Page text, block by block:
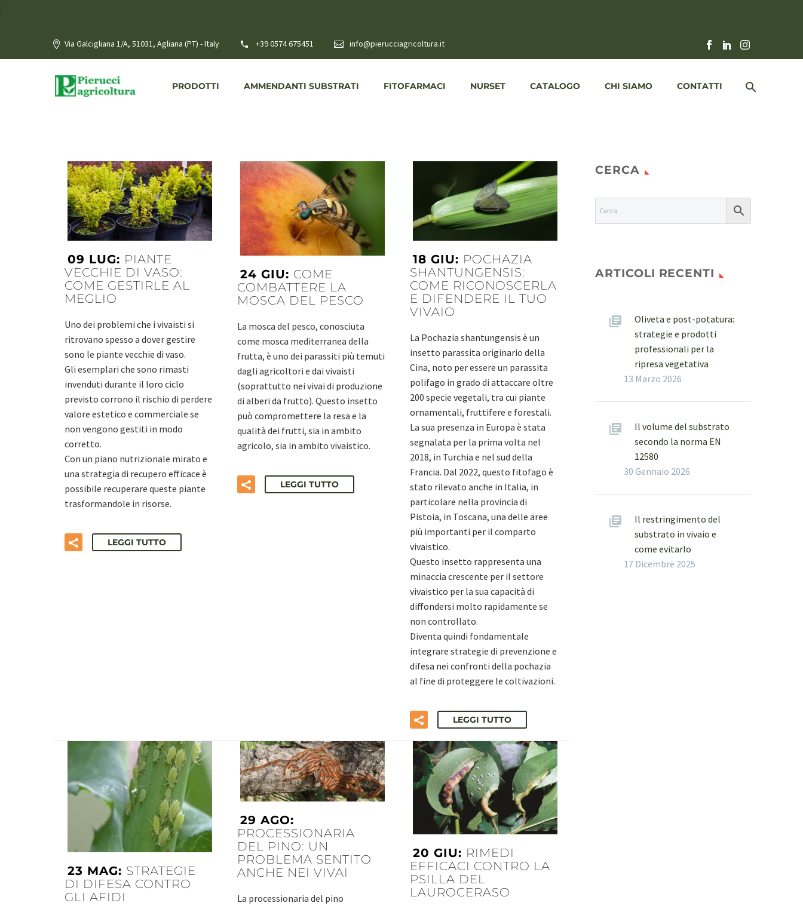
;
Via Galcigliana 1/A, 51031, Agliana (PT) - Italy +39 0574 675451 info@pierucciagricoltura.it
PRODOTTI AMMENDANTI SUBSTRATI FITOFARMACI NURSET CATALOGO CHI SIAMO CONTATTI
09 LUG: PIANTE
VECCHIE DI VASO:
COME GESTIRLE AL
MEGLIO
Uno dei problemi che i vivaisti si
ritrovano spesso a dover gestire
sono le piante vecchie di vaso.
Gli esemplari che sono rimasti
invenduti durante il loro ciclo
previsto corrono il rischio di perdere
valore estetico e commerciale se
non vengono gestiti in modo
corretto.
Con un piano nutrizionale mirato e
una strategia di recupero efficace è
possibile recuperare queste piante
trasformandole in risorse.
LEGGI TUTTO
24 GIU: COME
COMBATTERE LA
MOSCA DEL PESCO
La mosca del pesco, conosciuta
come mosca mediterranea della
frutta, è uno dei parassiti più temuti
dagli agricoltori e dai vivaisti
(soprattutto nei vivai di produzione
di alberi da frutto). Questo insetto
può compromettere la resa e la
qualità dei frutti, sia in ambito
agricolo, sia in ambito vivaistico.
LEGGI TUTTO
18 GIU: POCHAZIA
SHANTUNGENSIS:
COME RICONOSCERLA
E DIFENDERE IL TUO
VIVAIO
La Pochazia shantungensis è un
insetto parassita originario della
Cina, noto per essere un parassita
polifago in grado di attaccare oltre
200 specie vegetali, tra cui piante
ornamentali, fruttifere e forestali.
La sua presenza in Europa è stata
segnalata per la prima volta nel
2018, in Turchia e nel sud della
Francia. Dal 2022, questo fitofago è
stato rilevato anche in Italia, in
particolare nella provincia di
Pistoia, in Toscana, una delle aree
più importanti per il comparto
vivaistico.
Questo insetto rappresenta una
minaccia crescente per il settore
vivaistico per la sua capacità di
diffondersi molto rapidamente se
non controllato.
Diventa quindi fondamentale
integrare strategie di prevenzione e
difesa nei confronti della pochazia
al fine di proteggere le coltivazioni.
LEGGI TUTTO
23 MAG: STRATEGIE
DI DIFESA CONTRO
GLI AFIDI
29 AGO:
PROCESSIONARIA
DEL PINO: UN
PROBLEMA SENTITO
ANCHE NEI VIVAI
La processionaria del pino
20 GIU: RIMEDI
EFFICACI CONTRO LA
PSILLA DEL
LAUROCERASO
CERCA
ARTICOLI RECENTI
Oliveta e post-potatura:
strategie e prodotti
professionali per la
ripresa vegetativa
13 Marzo 2026
Il volume del substrato
secondo la norma EN
12580
30 Gennaio 2026
Il restringimento del
substrato in vivaio e
come evitarlo
17 Dicembre 2025